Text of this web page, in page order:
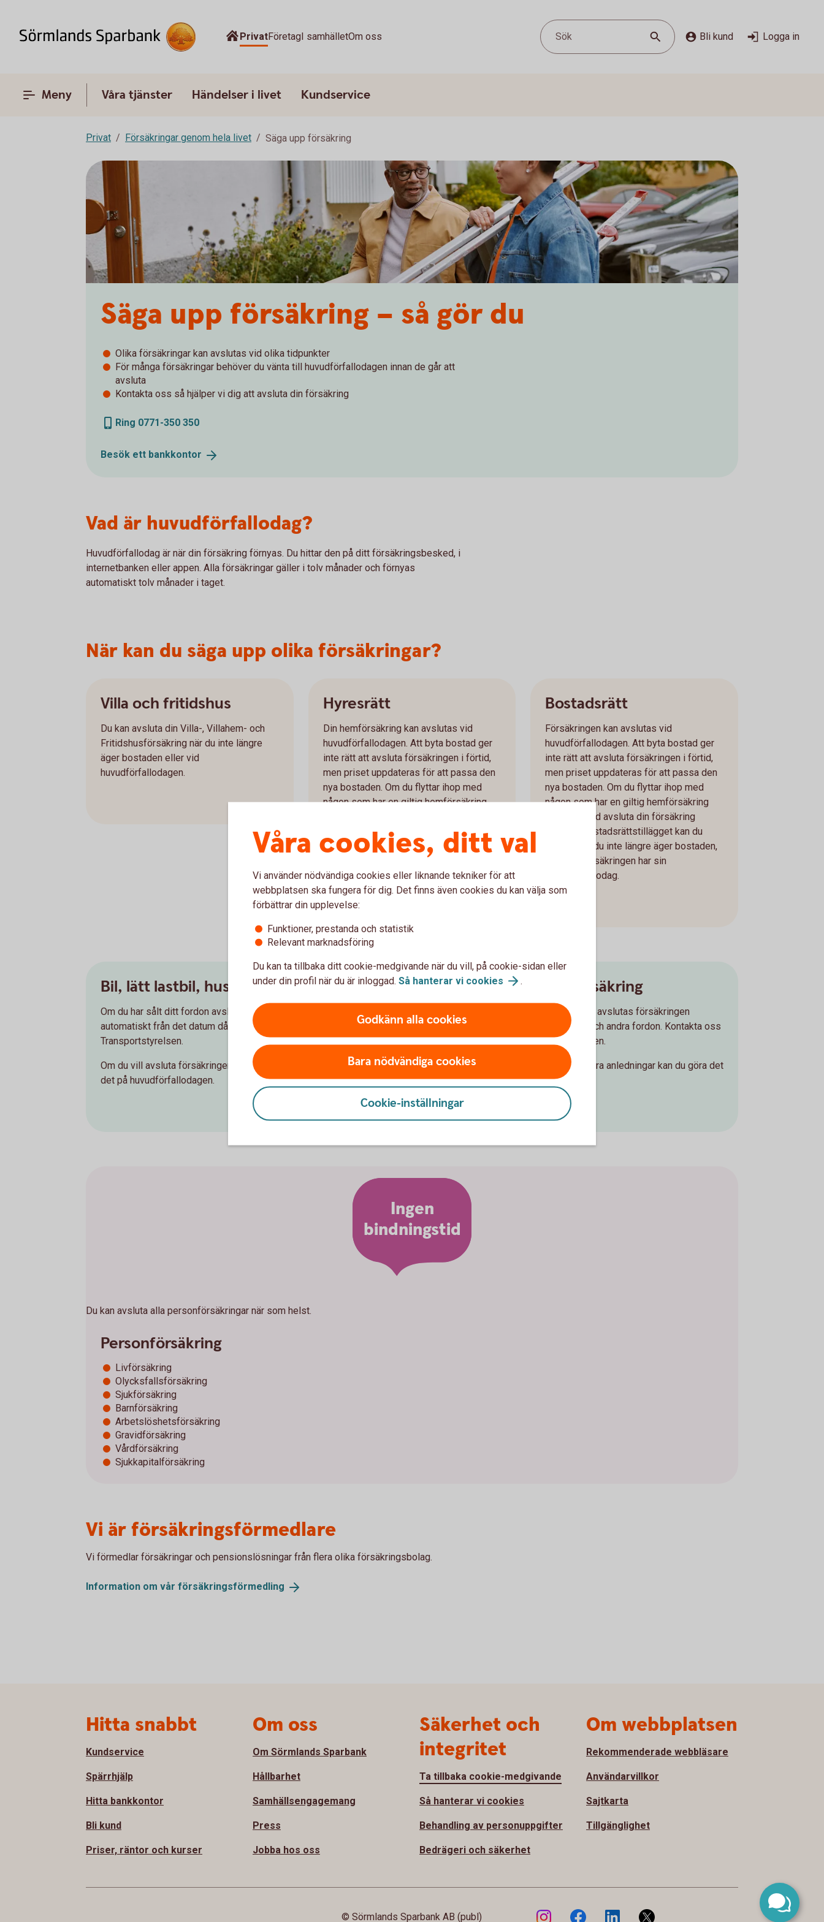
PrivatFöretagI samhälletOm oss Sök Bli kund Logga in
Meny Våra tjänster Händelser i livet Kundservice
Privat Försäkringar genom hela livet Säga upp försäkring
Säga upp försäkring – så gör du
Olika försäkringar kan avslutas vid olika tidpunkter
För många försäkringar behöver du vänta till huvudförfallodagen innan de går att
avsluta
Kontakta oss så hjälper vi dig att avsluta din försäkring
Ring 0771-350 350
Besök ett bankkontor
Vad är huvudförfallodag?
Huvudförfallodag är när din försäkring förnyas. Du hittar den på ditt försäkringsbesked, i
internetbanken eller appen. Alla försäkringar gäller i tolv månader och förnyas
automatiskt tolv månader i taget.
När kan du säga upp olika försäkringar?
Villa och fritidshus
Du kan avsluta din Villa-, Villahem- och
Fritidshusförsäkring när du inte längre
äger bostaden eller vid
huvudförfallodagen.
Hyresrätt
Din hemförsäkring kan avslutas vid
huvudförfallodagen. Att byta bostad ger
inte rätt att avsluta försäkringen i förtid,
men priset uppdateras för att passa den
nya bostaden. Om du flyttar ihop med
någon som har en giltig hemförsäkring
Bostadsrätt
Försäkringen kan avslutas vid
huvudförfallodagen. Att byta bostad ger
inte rätt att avsluta försäkringen i förtid,
men priset uppdateras för att passa den
nya bostaden. Om du flyttar ihop med
någon som har en giltig hemförsäkring
kan du ibland avsluta din försäkring
tidigare. Bostadsrättstillägget kan du
avsluta när du inte längre äger bostaden,
eller när försäkringen har sin
huvudförfallodag.
Bil, lätt lastbil, husbil och snöskoter
Om du har sålt ditt fordon avslutas försäkringen normalt
automatiskt från det datum då ägarbytet registreras hos
Transportstyrelsen.
Om du vill avsluta försäkringen av andra anledningar så kan du göra
det på huvudförfallodagen.
Släp- och husvagnsförsäkring
Om du säljer ett släp eller en husvagn avslutas försäkringen
normalt inte automatiskt som för bil och andra fordon. Kontakta oss
så hjälper vi dig att avsluta försäkringen.
Om du vill avsluta försäkringen av andra anledningar kan du göra det
på huvudförfallodagen.
Personförsäkring
Livförsäkring
Olycksfallsförsäkring
Sjukförsäkring
Barnförsäkring
Arbetslöshetsförsäkring
Gravidförsäkring
Vårdförsäkring
Sjukkapitalförsäkring
Ingen
bindningstid
Du kan avsluta alla personförsäkringar när som helst.
Vi är försäkringsförmedlare
Vi förmedlar försäkringar och pensionslösningar från flera olika försäkringsbolag.
Information om vår försäkringsförmedling
Våra cookies, ditt val
Vi använder nödvändiga cookies eller liknande tekniker för att
webbplatsen ska fungera för dig. Det finns även cookies du kan välja som
förbättrar din upplevelse:
Funktioner, prestanda och statistik
Relevant marknadsföring
Du kan ta tillbaka ditt cookie-medgivande när du vill, på cookie-sidan eller
under din profil när du är inloggad. Så hanterar vi cookies .
Godkänn alla cookies
Bara nödvändiga cookies
Cookie-inställningar
Hitta snabbt
Kundservice
Spärrhjälp
Hitta bankkontor
Bli kund
Priser, räntor och kurser
Om oss
Om Sörmlands Sparbank
Hållbarhet
Samhällsengagemang
Press
Jobba hos oss
Säkerhet och
integritet
Ta tillbaka cookie-medgivande
Så hanterar vi cookies
Behandling av personuppgifter
Bedrägeri och säkerhet
Om webbplatsen
Rekommenderade webbläsare
Användarvillkor
Sajtkarta
Tillgänglighet
© Sörmlands Sparbank AB (publ)